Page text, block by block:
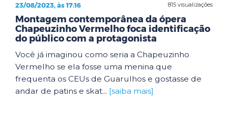
815 visualizações
23/08/2023, às 17:16
Montagem contemporânea da ópera
Chapeuzinho Vermelho foca identificação
do público com a protagonista
Você já imaginou como seria a Chapeuzinho
Vermelho se ela fosse uma menina que
frequenta os CEUs de Guarulhos e gostasse de
andar de patins e skat... [saiba mais]